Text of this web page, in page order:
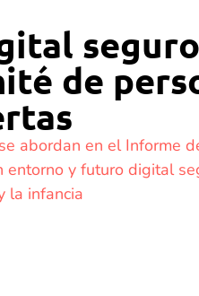
de
abordan en el Informe
entorno y futuro digital
la infancia